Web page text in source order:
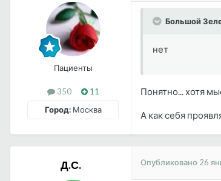
Пациенты
350
11
Город:Москва
Большой
нет
Понятно... хотя
А как себя
Д.С. Опубликовано 26